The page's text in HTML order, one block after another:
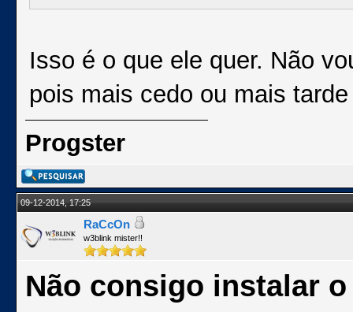
Isso é o que ele quer. Não
pois mais cedo ou mais
Progster
09-12-2014, 17:25
RaCcOn
w3blink mister!!
Não consigo instalar